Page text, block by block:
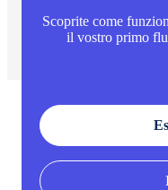
Scoprite come
il vostro primo